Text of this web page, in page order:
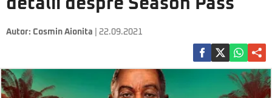
detalii despre Season Pass
Autor: Cosmin Aionita | 22.09.2021